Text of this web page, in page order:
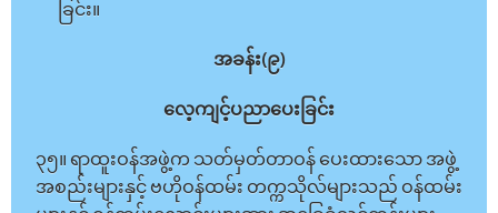
ခြင်း။
အခန်း(၉)
လေ့ကျင့်ပညာပေးခြင်း
၃၅။ ရာထူးဝန်အဖွဲ့က သတ်မှတ်တာဝန် ပေးထားသော အဖွဲ့
အစည်းများနှင့် ဗဟိုဝန်ထမ်း တက္ကသိုလ်များသည် ဝန်ထမ်း